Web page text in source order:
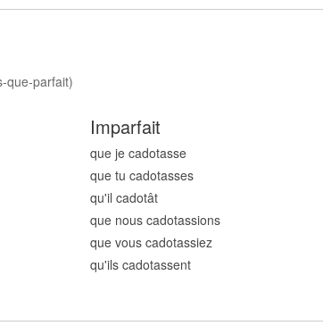
que-parfait)
Imparfait
que je cadotasse
que tu cadotasses
qu'il cadotât
que nous cadotassions
que vous cadotassiez
qu'ils cadotassent